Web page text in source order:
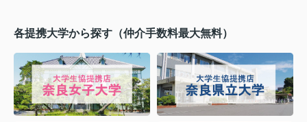
各提携大学から探す（仲介手数料最大無料）